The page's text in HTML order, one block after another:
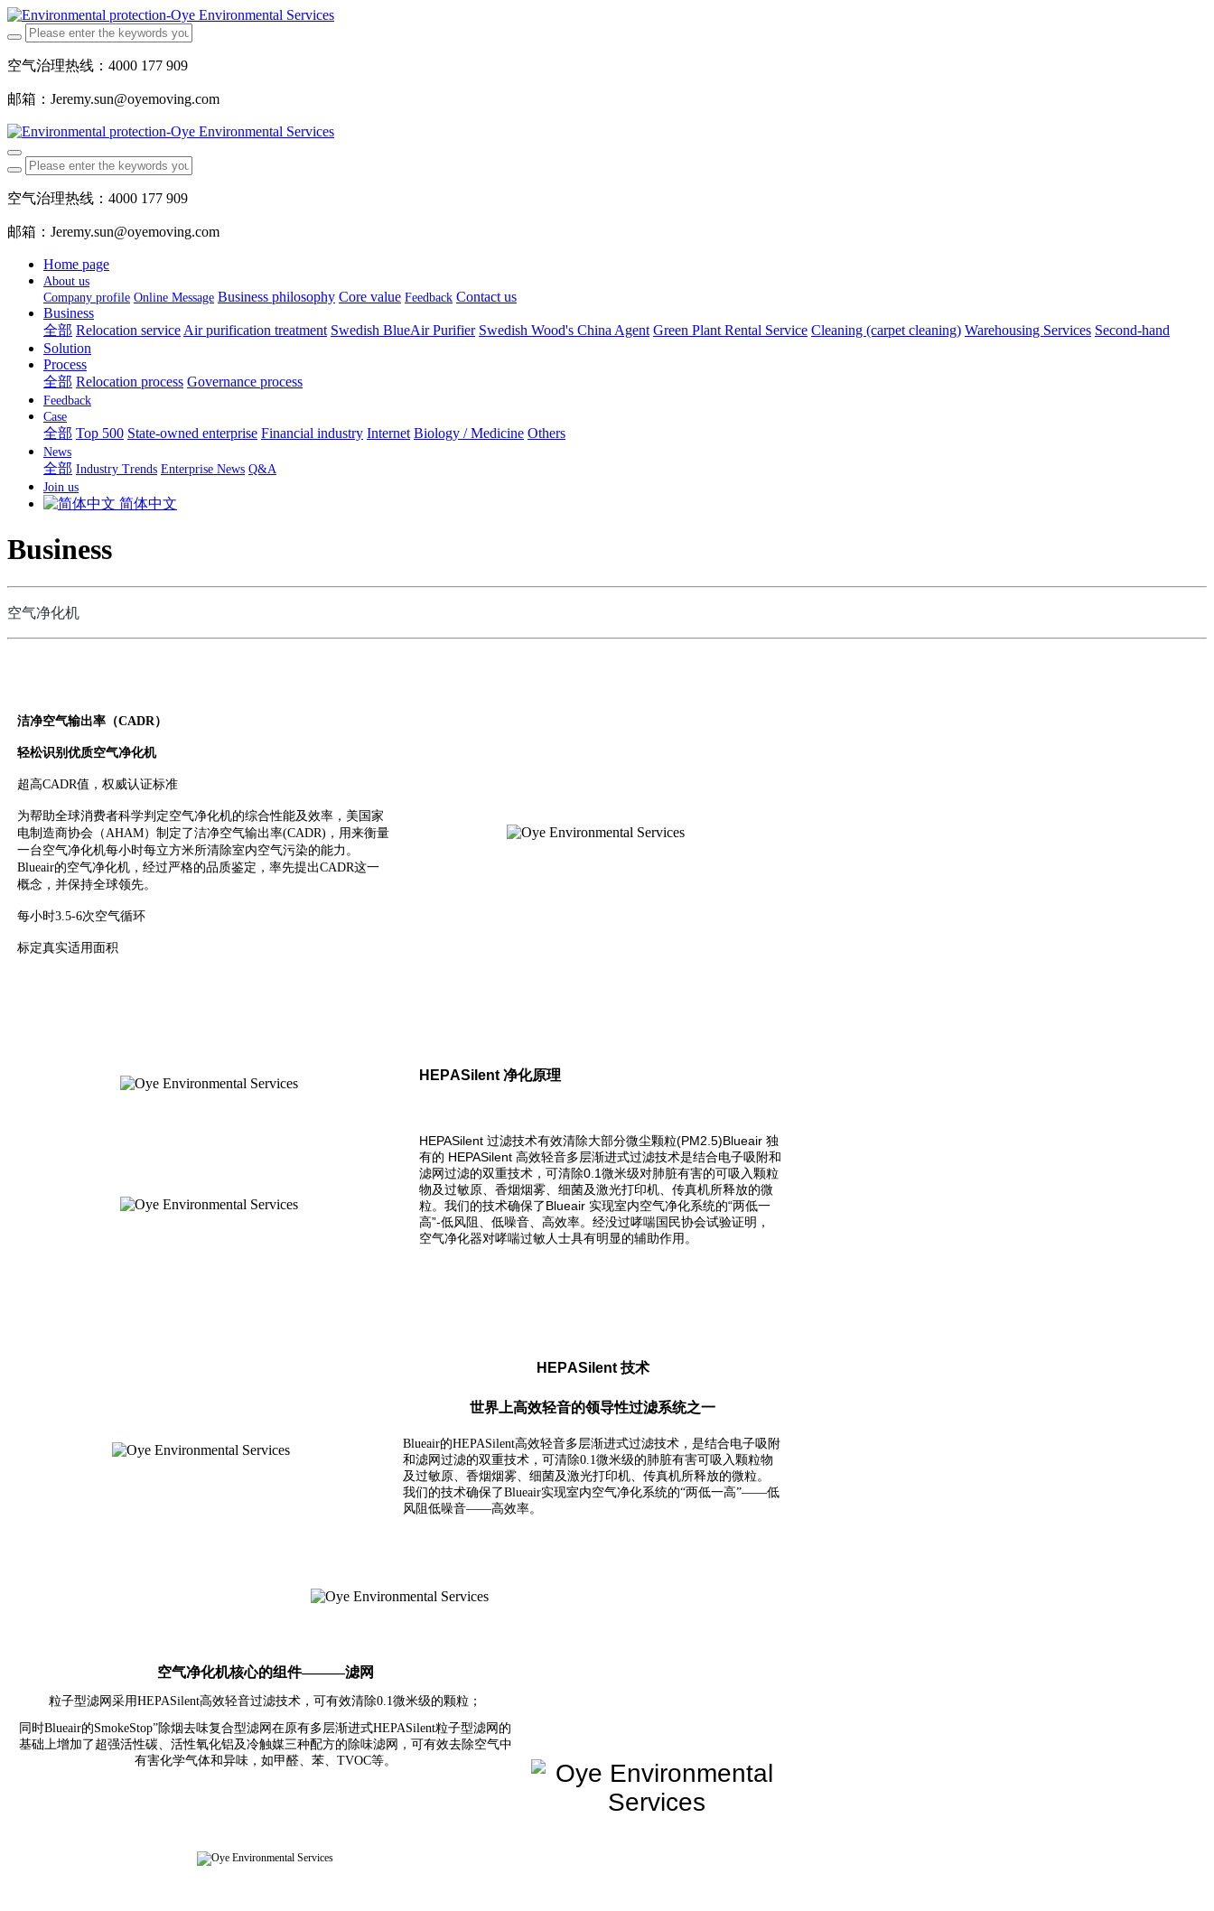
空气治理热线：4000 177 909
邮箱：Jeremy.sun@oyemoving.com
空气治理热线：4000 177 909
邮箱：Jeremy.sun@oyemoving.com
Home page
About us
Company profile Online Message Business philosophy Core value Feedback Contact us
Business
全部 Relocation service Air purification treatment Swedish BlueAir Purifier Swedish Wood's China Agent Green Plant Rental Service Cleaning (carpet cleaning) Warehousing Services Second-hand
Solution
Process
全部 Relocation process Governance process
Feedback
Case
全部 Top 500 State-owned enterprise Financial industry Internet Biology / Medicine Others
News
全部 Industry Trends Enterprise News Q&A
Join us
简体中文
Business
空气净化机
洁净空气输出率（CADR）
轻松识别优质空气净化机
超高CADR值，权威认证标准
为帮助全球消费者科学判定空气净化机的综合性能及效率，美国家
电制造商协会（AHAM）制定了洁净空气输出率(CADR)，用来衡量
一台空气净化机每小时每立方米所清除室内空气污染的能力。
Blueair的空气净化机，经过严格的品质鉴定，率先提出CADR这一
概念，并保持全球领先。
每小时3.5-6次空气循环
标定真实适用面积
HEPASilent净化原理
HEPASilent过滤技术有效清除大部分微尘颗粒(PM2.5)Blueair独
有的 HEPASilent高效轻音多层渐进式过滤技术是结合电子吸附和
滤网过滤的双重技术，可清除0.1微米级对肺脏有害的可吸入颗粒
物及过敏原、香烟烟雾、细菌及激光打印机、传真机所释放的微
粒。我们的技术确保了 Blueair实现室内空气净化系统的“两低一
高”-低风阻、低噪音、高效率。经没过哮喘国民协会试验证明，
空气净化器对哮喘过敏人士具有明显的辅助作用。
HEPASilent 技术
世界上高效轻音的领导性过滤系统之一
Blueair的HEPASilent高效轻音多层渐进式过滤技术，是结合电子吸附
和滤网过滤的双重技术，可清除0.1微米级的肺脏有害可吸入颗粒物
及过敏原、香烟烟雾、细菌及激光打印机、传真机所释放的微粒。
我们的技术确保了Blueair实现室内空气净化系统的“两低一高”——低
风阻低噪音——高效率。
空气净化机核心的组件———滤网
粒子型滤网采用HEPASilent高效轻音过滤技术，可有效清除0.1微米级的颗粒；
同时Blueair的SmokeStop”除烟去味复合型滤网在原有多层渐进式HEPASilent粒子型滤网的
基础上增加了超强活性碳、活性氧化铝及冷触媒三种配方的除味滤网，可有效去除空气中
有害化学气体和异味，如甲醛、苯、 TVOC等。